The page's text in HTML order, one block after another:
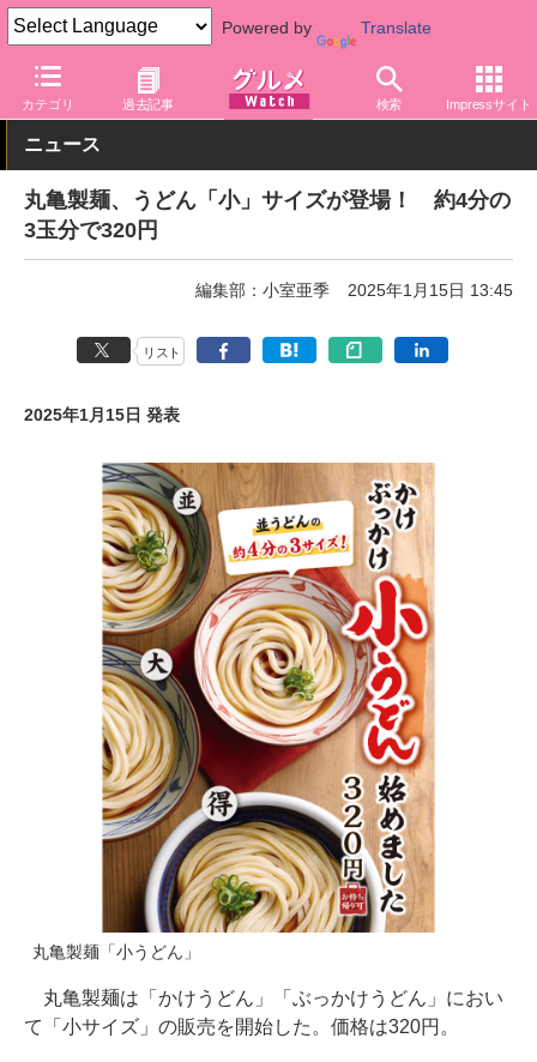
Powered by Translate
カテゴリ 過去記事 検索 Impressサイト
グルメ Watch 店舗 丸亀製麺
ニュース
丸亀製麺、うどん「小」サイズが登場！ 約4分の
3玉分で320円
編集部：小室亜季 2025年1月15日 13:45
リスト
2025年1月15日 発表
丸亀製麺「小うどん」
丸亀製麺は「かけうどん」「ぶっかけうどん」におい
て「小サイズ」の販売を開始した。価格は320円。